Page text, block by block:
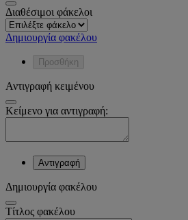
Διαθέσιμοι φάκελοι
Δημιουργία φακέλου
Προσθήκη
Αντιγραφή κειμένου
Κείμενο για αντιγραφή:
Αντιγραφή
Δημιουργία φακέλου
Tίτλος φακέλου